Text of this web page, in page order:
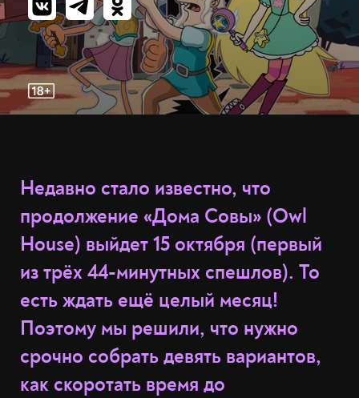
Недавно стало известно, что
продолжение «Дома Совы» (Owl
House) выйдет 15 октября (первый
из трёх 44-минутных спешлов). То
есть ждать ещё целый месяц!
Поэтому мы решили, что нужно
срочно собрать девять вариантов,
как скоротать время до